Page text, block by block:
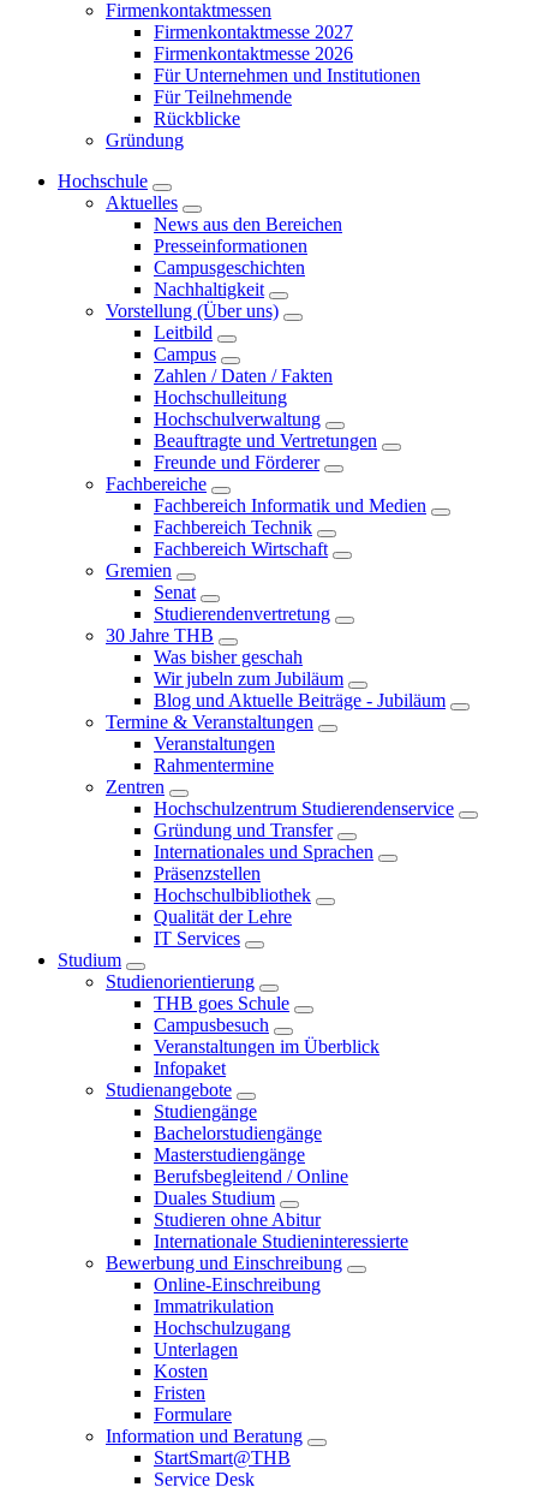
Firmenkontaktmessen
Firmenkontaktmesse 2027
Firmenkontaktmesse 2026
Für Unternehmen und Institutionen
Für Teilnehmende
Rückblicke
Gründung
Hochschule
Aktuelles
News aus den Bereichen
Presseinformationen
Campusgeschichten
Nachhaltigkeit
Vorstellung (Über uns)
Leitbild
Campus
Zahlen / Daten / Fakten
Hochschulleitung
Hochschulverwaltung
Beauftragte und Vertretungen
Freunde und Förderer
Fachbereiche
Fachbereich Informatik und Medien
Fachbereich Technik
Fachbereich Wirtschaft
Gremien
Senat
Studierendenvertretung
30 Jahre THB
Was bisher geschah
Wir jubeln zum Jubiläum
Blog und Aktuelle Beiträge - Jubiläum
Termine & Veranstaltungen
Veranstaltungen
Rahmentermine
Zentren
Hochschulzentrum Studierendenservice
Gründung und Transfer
Internationales und Sprachen
Präsenzstellen
Hochschulbibliothek
Qualität der Lehre
IT Services
Studium
Studienorientierung
THB goes Schule
Campusbesuch
Veranstaltungen im Überblick
Infopaket
Studienangebote
Studiengänge
Bachelorstudiengänge
Masterstudiengänge
Berufsbegleitend / Online
Duales Studium
Studieren ohne Abitur
Internationale Studieninteressierte
Bewerbung und Einschreibung
Online-Einschreibung
Immatrikulation
Hochschulzugang
Unterlagen
Kosten
Fristen
Formulare
Information und Beratung
StartSmart@THB
Service Desk